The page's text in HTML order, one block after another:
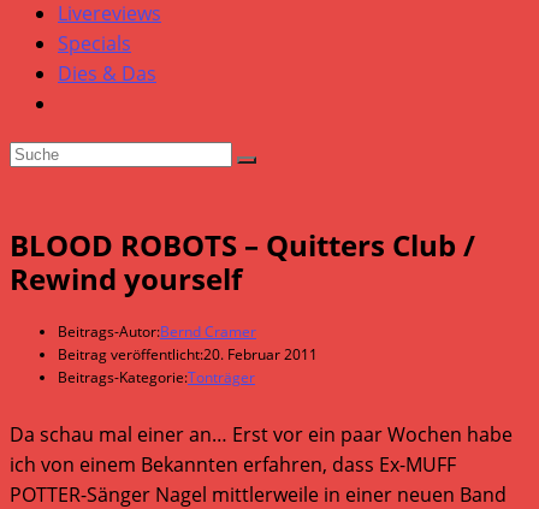
Livereviews
Specials
Dies & Das
BLOOD ROBOTS – Quitters Club /
Rewind yourself
Beitrags-Autor:Bernd Cramer
Beitrag veröffentlicht:20. Februar 2011
Beitrags-Kategorie:Tonträger
Da schau mal einer an… Erst vor ein paar Wochen habe
ich von einem Bekannten erfahren, dass Ex-MUFF
POTTER-Sänger Nagel mittlerweile in einer neuen Band